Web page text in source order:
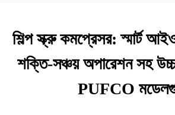
শিল্প স্ক্রু কমপ্রেসর: স্মার্ট
শক্তি-সঞ্চয় অপারেশন সহ
PUFCO